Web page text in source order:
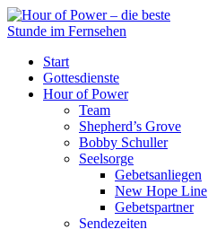
Start
Gottesdienste
Hour of Power
Team
Shepherd’s Grove
Bobby Schuller
Seelsorge
Gebetsanliegen
New Hope Line
Gebetspartner
Sendezeiten